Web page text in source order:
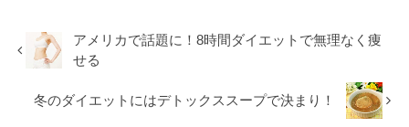
アメリカで話題に！8時間ダイエットで無理なく痩
せる
冬のダイエットにはデトックススープで決まり！